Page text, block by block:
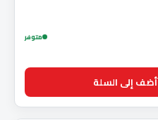
متوفر
أضف إلى السلة